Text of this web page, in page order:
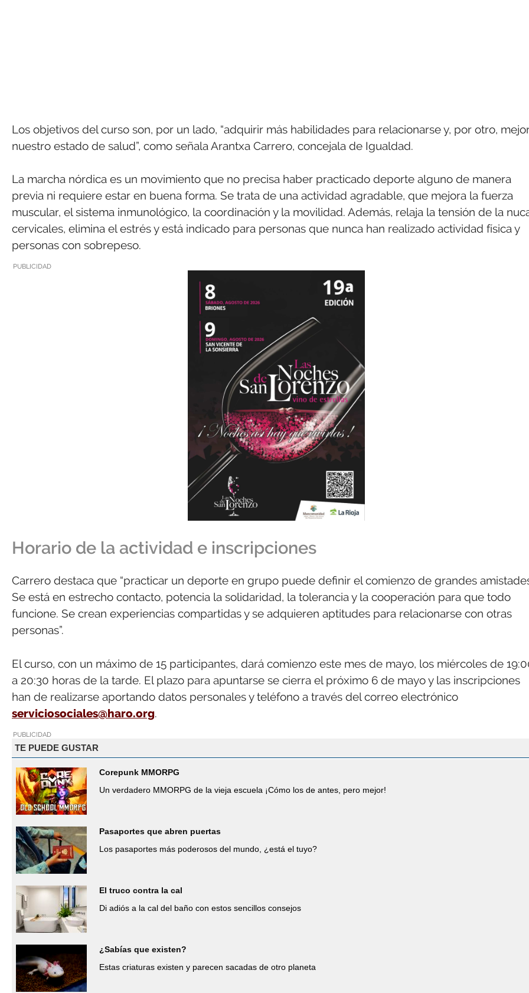
Los objetivos del curso son, por un lado, “adquirir más habilidades para relacionarse y, por otro,
nuestro estado de salud”, como señala Arantxa Carrero, concejala de Igualdad.
La marcha nórdica es un movimiento que no precisa haber practicado deporte alguno de manera
previa ni requiere estar en buena forma. Se trata de una actividad agradable, que mejora la fuerza
muscular, el sistema inmunológico, la coordinación y la movilidad. Además, relaja la tensión de la
cervicales, elimina el estrés y está indicado para personas que nunca han realizado actividad física y
personas con sobrepeso.
PUBLICIDAD
Horario de la actividad e inscripciones
Carrero destaca que “practicar un deporte en grupo puede definir el comienzo de grandes
Se está en estrecho contacto, potencia la solidaridad, la tolerancia y la cooperación para que todo
funcione. Se crean experiencias compartidas y se adquieren aptitudes para relacionarse con otras
personas”.
El curso, con un máximo de 15 participantes, dará comienzo este mes de mayo, los miércoles de
a 20:30 horas de la tarde. El plazo para apuntarse se cierra el próximo 6 de mayo y las inscripciones
han de realizarse aportando datos personales y teléfono a través del correo electrónico
serviciosociales@haro.org.
PUBLICIDAD
TE PUEDE GUSTAR
Corepunk MMORPG
Un verdadero MMORPG de la vieja escuela ¡Cómo los de antes, pero mejor!
Pasaportes que abren puertas
Los pasaportes más poderosos del mundo, ¿está el tuyo?
El truco contra la cal
Di adiós a la cal del baño con estos sencillos consejos
¿Sabías que existen?
Estas criaturas existen y parecen sacadas de otro planeta